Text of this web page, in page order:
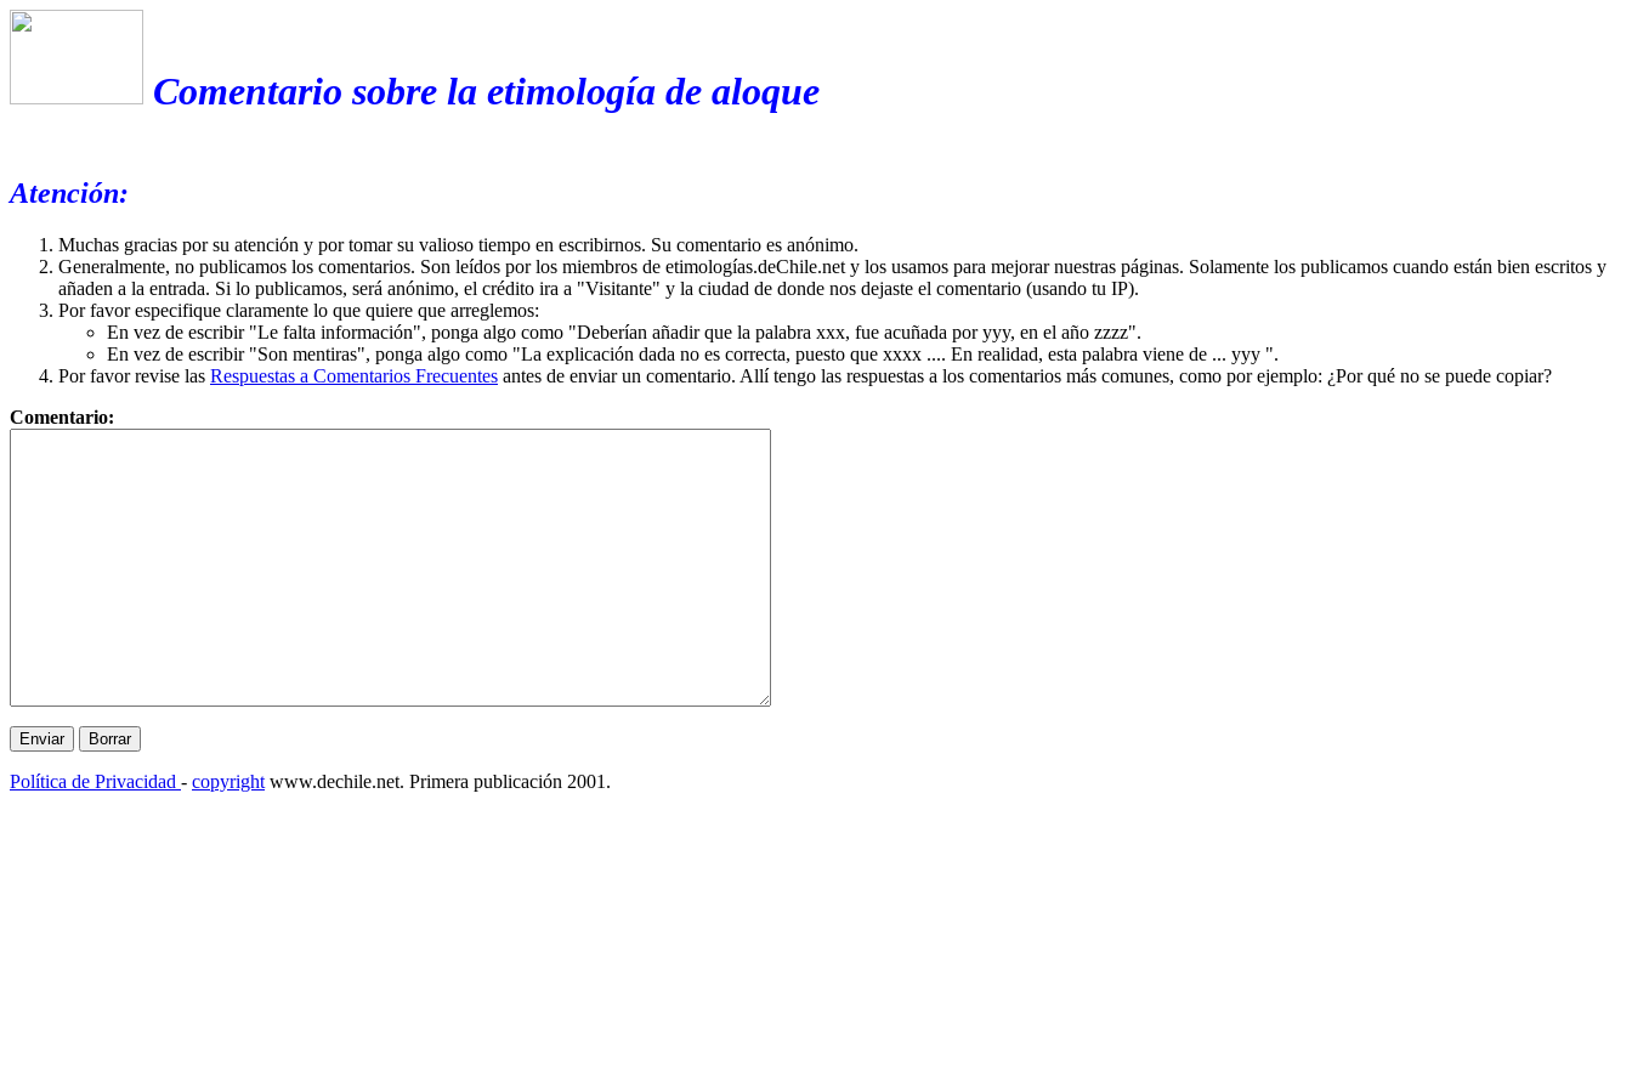
Comentario sobre la etimología de aloque
Atención:
Muchas gracias por su atención y por tomar su valioso tiempo en escribirnos. Su comentario es anónimo.
Generalmente, no publicamos los comentarios. Son leídos por los miembros de etimologías.deChile.net y los usamos para mejorar nuestras páginas. Solamente los publicamos cuando están bien escritos y
añaden a la entrada. Si lo publicamos, será anónimo, el crédito ira a "Visitante" y la ciudad de donde nos dejaste el comentario (usando tu IP).
Por favor especifique claramente lo que quiere que arreglemos:
En vez de escribir "Le falta información", ponga algo como "Deberían añadir que la palabra xxx, fue acuñada por yyy, en el año zzzz".
En vez de escribir "Son mentiras", ponga algo como "La explicación dada no es correcta, puesto que xxxx .... En realidad, esta palabra viene de ... yyy ".
Por favor revise las Respuestas a Comentarios Frecuentes antes de enviar un comentario. Allí tengo las respuestas a los comentarios más comunes, como por ejemplo: ¿Por qué no se puede copiar?
Comentario:
Política de Privacidad - copyright www.dechile.net. Primera publicación 2001.